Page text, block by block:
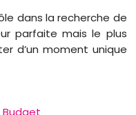
dans la recherche de
parfaite mais le plus
d’un moment unique
Budget